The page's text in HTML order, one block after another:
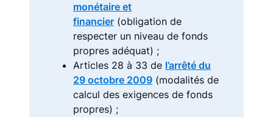
monétaire et
financier (obligation de
respecter un niveau de fonds
propres adéquat) ;
Articles 28 à 33 de l’arrêté du
29 octobre 2009 (modalités de
calcul des exigences de fonds
propres) ;